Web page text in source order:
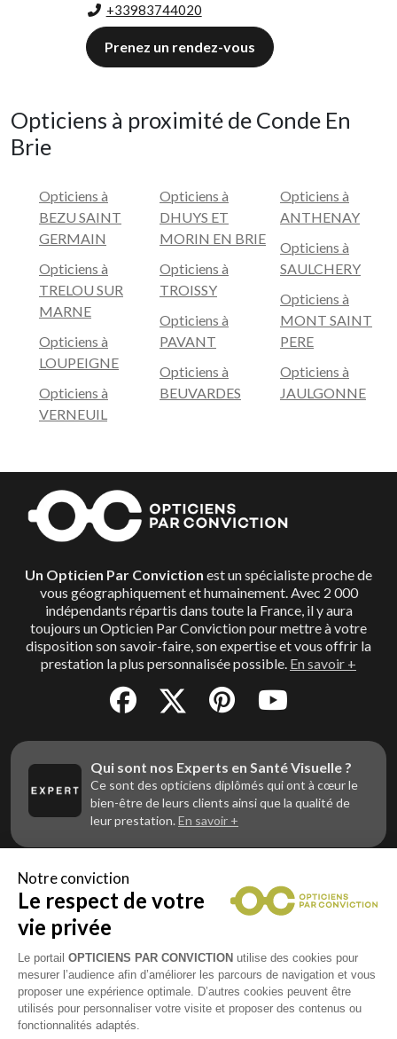
+33983744020
Prenez un rendez-vous
Opticiens à proximité de Conde En
Brie
Opticiens à
BEZU SAINT
GERMAIN
Opticiens à
TRELOU SUR
MARNE
Opticiens à
LOUPEIGNE
Opticiens à
VERNEUIL
Opticiens à
DHUYS ET
MORIN EN BRIE
Opticiens à
TROISSY
Opticiens à
PAVANT
Opticiens à
BEUVARDES
Opticiens à
ANTHENAY
Opticiens à
SAULCHERY
Opticiens à
MONT SAINT
PERE
Opticiens à
JAULGONNE
Un Opticien Par Conviction est un spécialiste proche de
vous géographiquement et humainement. Avec 2 000
indépendants répartis dans toute la France, il y aura
toujours un Opticien Par Conviction pour mettre à votre
disposition son savoir-faire, son expertise et vous offrir la
prestation la plus personnalisée possible. En savoir +
Qui sont nos Experts en Santé Visuelle ?
Ce sont des opticiens diplômés qui ont à cœur le
bien-être de leurs clients ainsi que la qualité de
leur prestation. En savoir +
Vous êtes un professionnel de la vue et
vous souhaitez nous rejoindre ?
Contactez Alliance Optic, la centrale d’achats et
d’accompagnement des opticiens indépendants
Notre conviction
Le respect de votre
vie privée
Le portail OPTICIENS PAR CONVICTION utilise des cookies pour
mesurer l’audience afin d’améliorer les parcours de navigation et vous
proposer une expérience optimale. D’autres cookies peuvent être
utilisés pour personnaliser votre visite et proposer des contenus ou
fonctionnalités adaptés.